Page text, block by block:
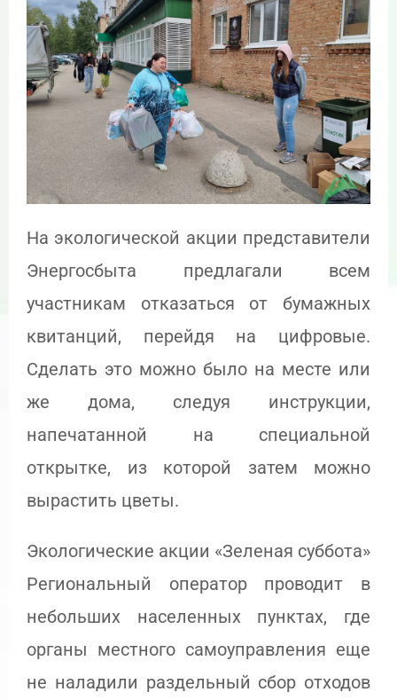
На экологической акции представители
Энергосбыта предлагали всем
участникам отказаться от бумажных
квитанций, перейдя на цифровые.
Сделать это можно было на месте или
же дома, следуя инструкции,
напечатанной на специальной
открытке, из которой затем можно
вырастить цветы.
Экологические акции «Зеленая суббота»
Региональный оператор проводит в
небольших населенных пунктах, где
органы местного самоуправления еще
не наладили раздельный сбор отходов